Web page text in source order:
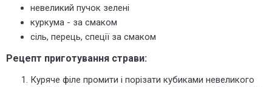
невеликий пучок зелені
куркума - за смаком
сіль, перець, спеції за смаком
Рецепт приготування страви:
Куряче філе промити і порізати кубиками невеликого